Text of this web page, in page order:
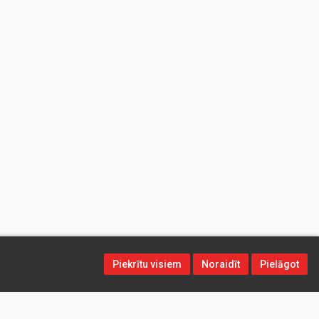
Piekrītu visiem Noraidīt Pielāgot